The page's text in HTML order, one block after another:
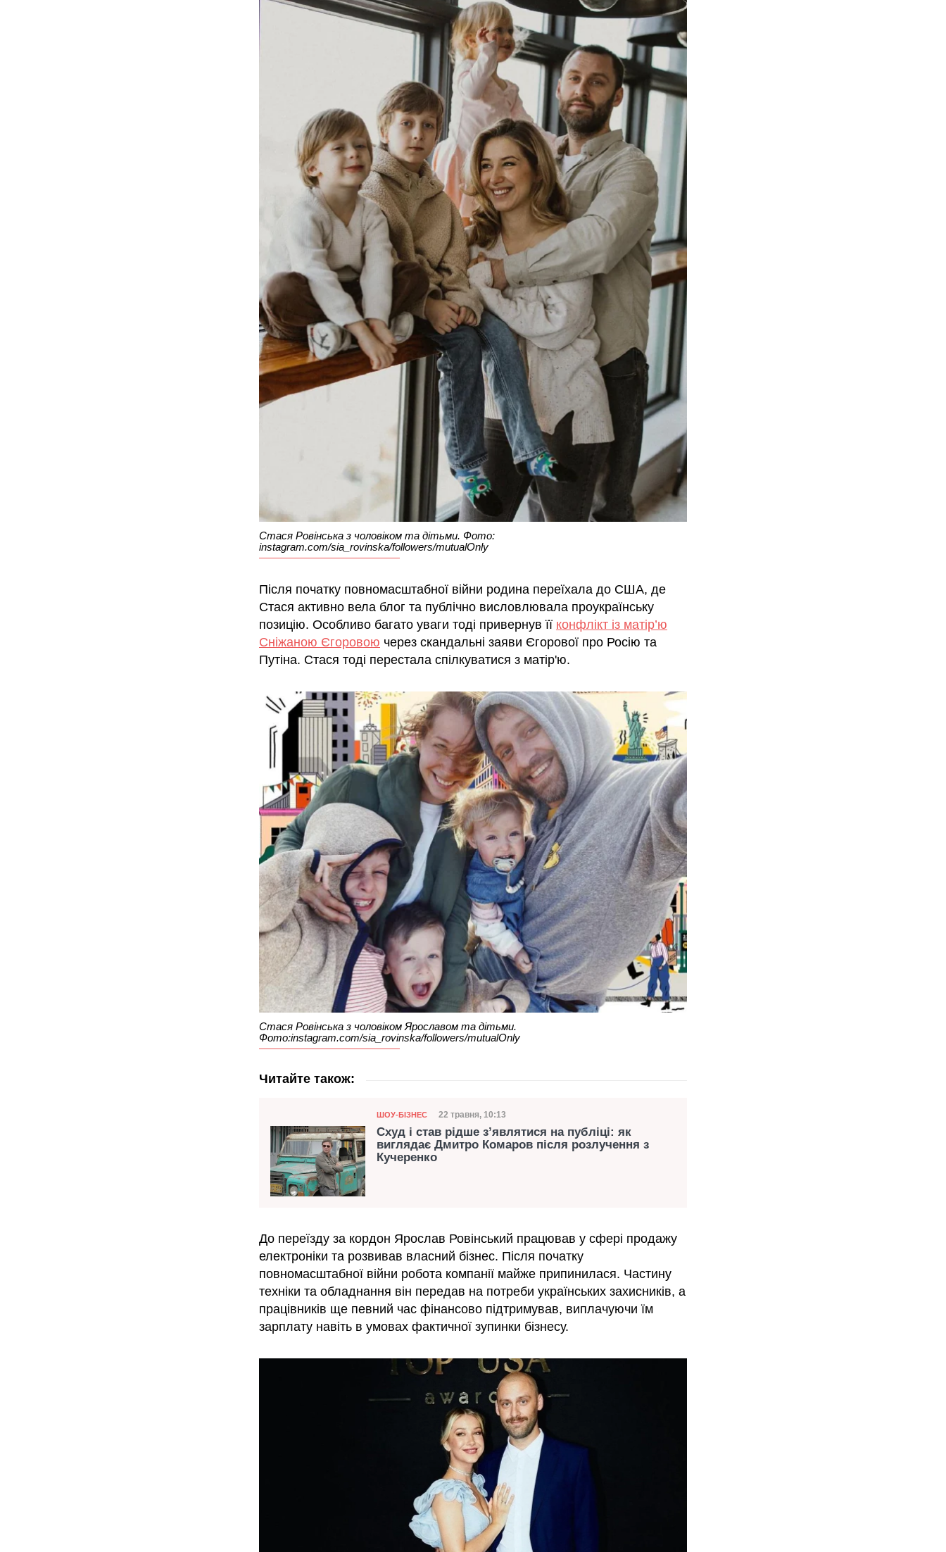
Стася Ровінська з чоловіком та дітьми. Фото:
instagram.com/sia_rovinska/followers/mutualOnly
Після початку повномасштабної війни родина переїхала до США, де
Стася активно вела блог та публічно висловлювала проукраїнську
позицію. Особливо багато уваги тоді привернув її конфлікт із матір’ю
Сніжаною Єгоровою через скандальні заяви Єгорової про Росію та
Путіна. Стася тоді перестала спілкуватися з матір'ю.
Стася Ровінська з чоловіком Ярославом та дітьми.
Фото:instagram.com/sia_rovinska/followers/mutualOnly
Читайте також:
Категорія
ШОУ-БІЗНЕС Дата публікації
22 травня, 10:13
Схуд і став рідше з’являтися на публіці: як
виглядає Дмитро Комаров після розлучення з
Кучеренко
До переїзду за кордон Ярослав Ровінський працював у сфері продажу
електроніки та розвивав власний бізнес. Після початку
повномасштабної війни робота компанії майже припинилася. Частину
техніки та обладнання він передав на потреби українських захисників, а
працівників ще певний час фінансово підтримував, виплачуючи їм
зарплату навіть в умовах фактичної зупинки бізнесу.